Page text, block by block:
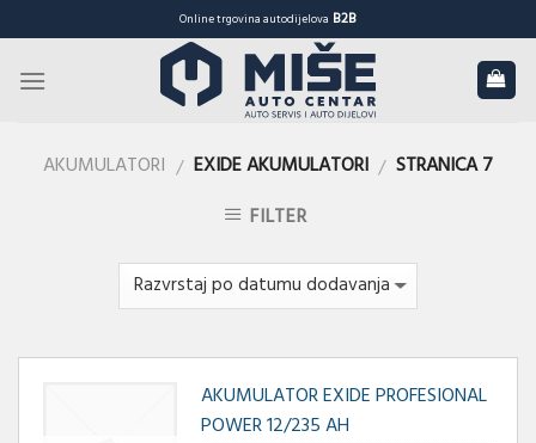
to
content
Online trgovina autodijelova B2B
AKUMULATORI / EXIDE AKUMULATORI / STRANICA 7
FILTER
AKUMULATOR EXIDE PROFESIONAL
POWER 12/235 AH